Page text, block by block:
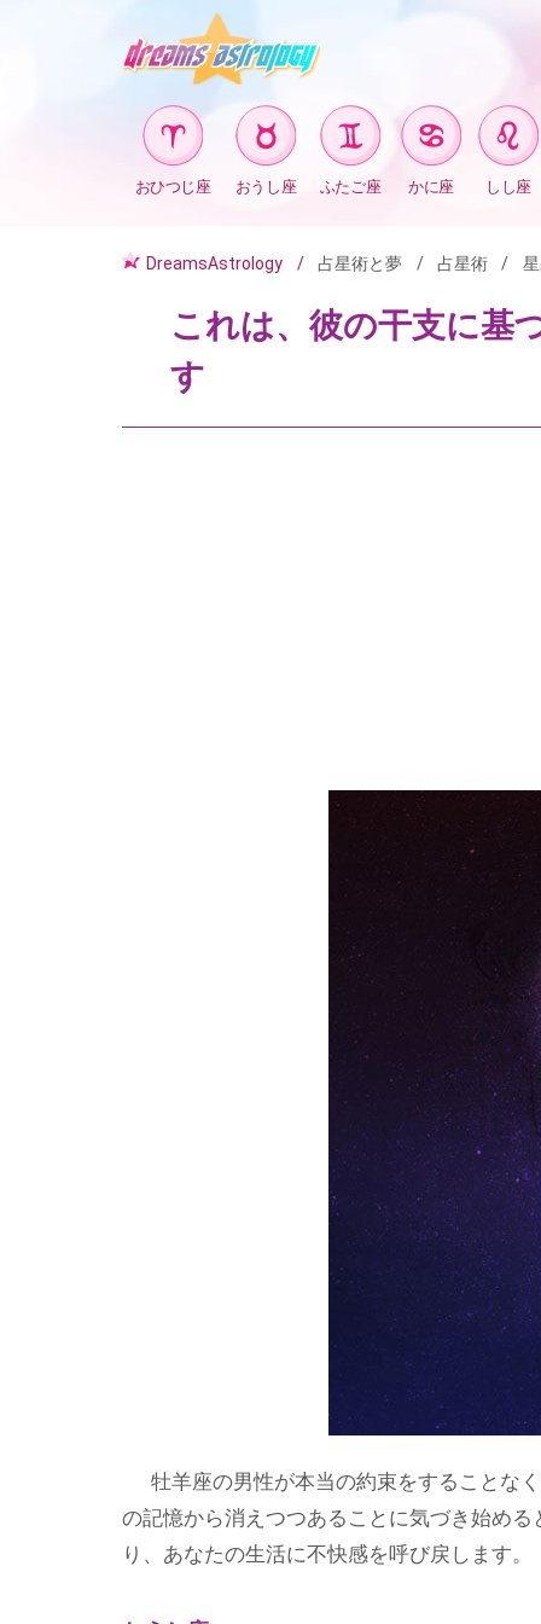
おひつじ座 おうし座 ふたご座 かに座 しし座
DreamsAstrology 占星術と夢 占星術
これは、彼の干支に基
す
牡羊座の男性が本当の約束をすることな
の記憶から消えつつあることに気づき始め
り、あなたの生活に不快感を呼び戻します。